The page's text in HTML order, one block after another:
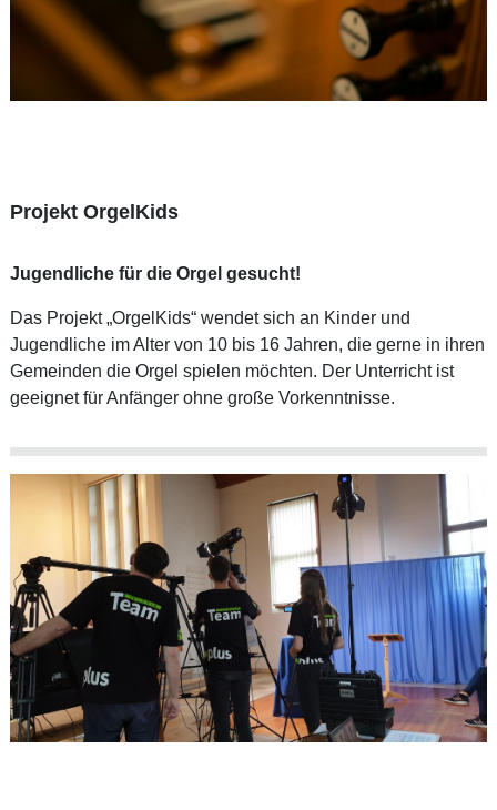
Projekt OrgelKids
Jugendliche für die Orgel gesucht!
Das Projekt „OrgelKids“ wendet sich an Kinder und
Jugendliche im Alter von 10 bis 16 Jahren, die gerne in ihren
Gemeinden die Orgel spielen möchten. Der Unterricht ist
geeignet für Anfänger ohne große Vorkenntnisse.